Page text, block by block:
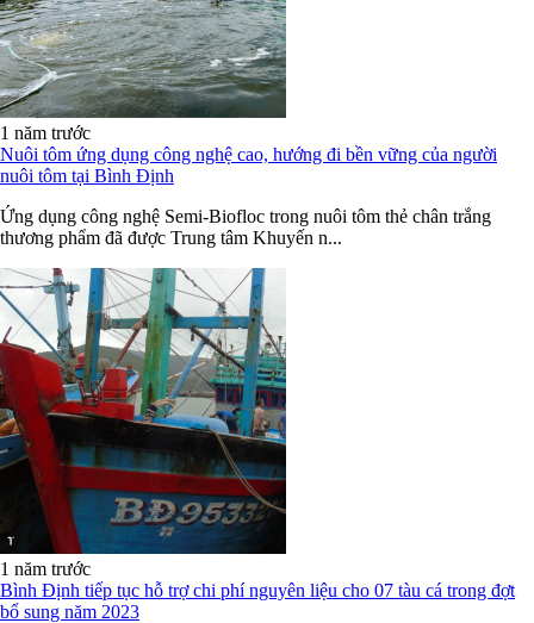
1 năm trước
Nuôi tôm ứng dụng công nghệ cao, hướng đi bền vững của người
nuôi tôm tại Bình Định
Ứng dụng công nghệ Semi-Biofloc trong nuôi tôm thẻ chân trắng
thương phẩm đã được Trung tâm Khuyến n...
1 năm trước
Bình Định tiếp tục hỗ trợ chi phí nguyên liệu cho 07 tàu cá trong đợt
bổ sung năm 2023